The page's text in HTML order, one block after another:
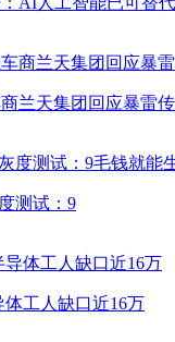
兰天集团回应暴雷
测试：9
工人缺口近16万